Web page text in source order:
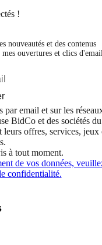
!
nouveautés et des contenus
ouvertures et clics
par email et sur les
BidCo et des sociétés du
leurs offres, services, jeux
à tout moment.
de vos données,
confidentialité.